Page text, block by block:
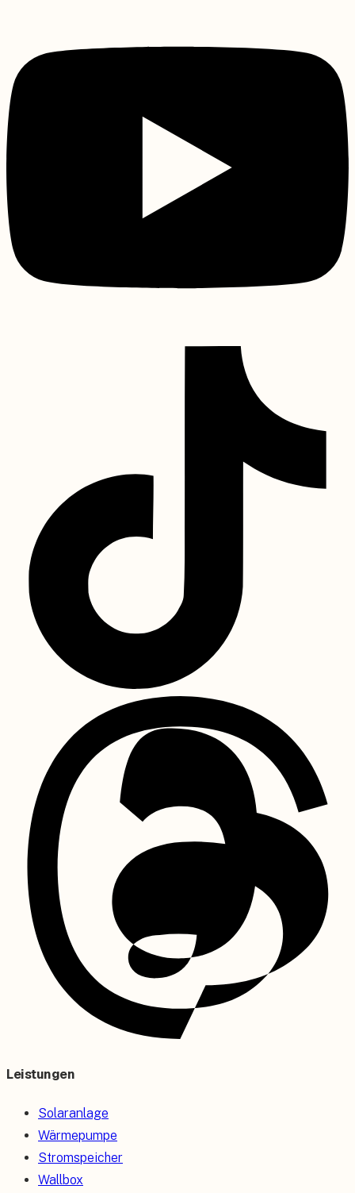
Leistungen
Solaranlage
Wärmepumpe
Stromspeicher
Wallbox